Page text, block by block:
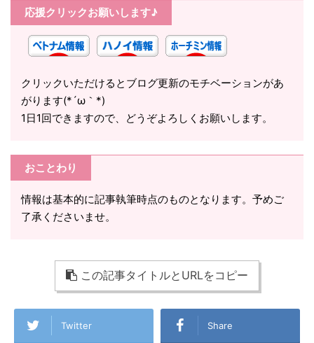
応援クリックお願いします♪
クリックいただけるとブログ更新のモチベーションがあ
がります(*´ω｀*)
1日1回できますので、どうぞよろしくお願いします。
おことわり
情報は基本的に記事執筆時点のものとなります。予めご
了承くださいませ。
この記事タイトルとURLをコピー
Twitter Share